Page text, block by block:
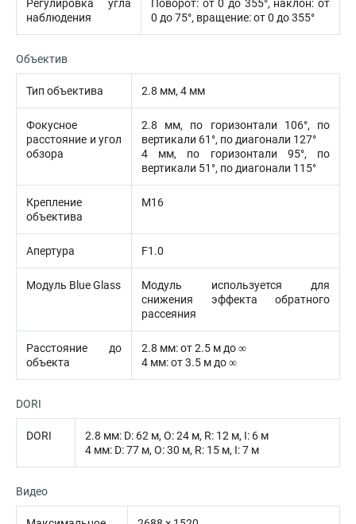
Регулировка угла
наблюдения
Поворот: от 0 до 355°, наклон: от
0 до 75°, вращение: от 0 до 355°
Объектив
Тип объектива 2.8 мм, 4 мм
Фокусное
расстояние и угол
обзора
2.8 мм, по горизонтали 106°, по
вертикали 61°, по диагонали 127°
4 мм, по горизонтали 95°, по
вертикали 51°, по диагонали 115°
Крепление
объектива
M16
Апертура F1.0
Модуль Blue Glass
Модуль используется для
снижения эффекта обратного
рассеяния
Расстояние до
объекта
2.8 мм: от 2.5 м до ∞
4 мм: от 3.5 м до ∞
DORI
DORI
2.8 мм: D: 62 м, O: 24 м, R: 12 м, I: 6 м
4 мм: D: 77 м, O: 30 м, R: 15 м, I: 7 м
Видео